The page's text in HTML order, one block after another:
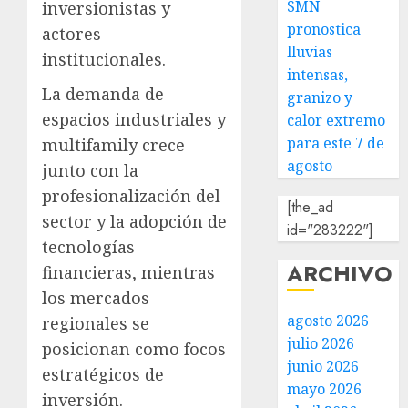
inversionistas y
actores
institucionales.
La demanda de
espacios industriales y
multifamily crece
junto con la
profesionalización del
sector y la adopción de
tecnologías
financieras, mientras
los mercados
regionales se
posicionan como focos
estratégicos de
inversión.
SMN
pronostica
lluvias
intensas,
granizo y
calor extremo
para este 7 de
agosto
[the_ad
id="283222"]
ARCHIVO
agosto 2026
julio 2026
junio 2026
mayo 2026